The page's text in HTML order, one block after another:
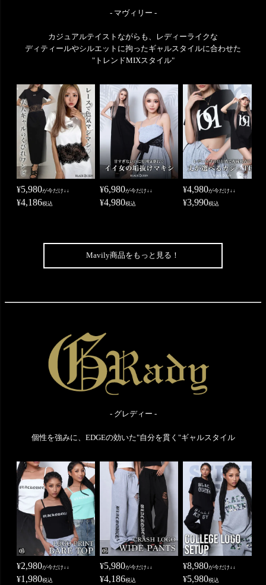
- マヴィリー -
カジュアルテイストながらも、レディーライクな
ディティールやシルエットに拘ったギャルスタイルに合わせた
"トレンドMIXスタイル"
¥5,980が今だけ↓↓
¥4,186税込
¥6,980が今だけ↓↓
¥4,980税込
¥4,980が今だけ↓↓
¥3,990税込
Mavily商品をもっと見る！
- グレディー -
個性を強みに、EDGEの効いた"自分を貫く"ギャルスタイル
¥2,980が今だけ↓↓
¥1,980税込
¥5,980が今だけ↓↓
¥4,186税込
¥8,980が今だけ↓↓
¥5,980税込